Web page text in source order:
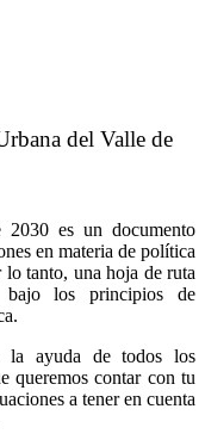
del Valle de
es un documento
en materia de política
tanto, una hoja de ruta
los principios de
la ayuda de todos los
queremos contar con tu
a tener en cuenta